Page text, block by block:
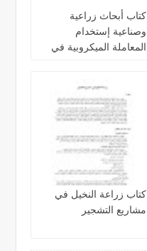
كتاب أبحاث زراعية
وصناعية إستخدام
المعاملة الميكروبية في
والمجروش
كتاب زراعة النخيل في
مشاريع التشجير